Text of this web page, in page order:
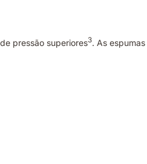
pressão superiores3. As